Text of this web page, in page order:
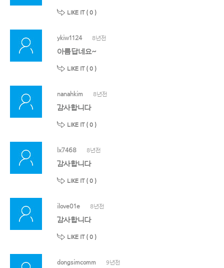
LIKE IT ( 0 )
ykiw1124 8년전
아름답네요~
LIKE IT ( 0 )
nanahkim 8년전
감사합니다
LIKE IT ( 0 )
lx7468 8년전
감사합니다
LIKE IT ( 0 )
ilove01e 8년전
감사합니다
LIKE IT ( 0 )
dongsimcomm 9년전